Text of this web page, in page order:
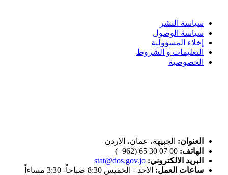
سياسة النشر
سياسة الوصول
إخلاء المسؤولية
التعليمات و الشروط
الخصوصية
العنوان: الجبيهة، عمان، الاردن
الهاتف: 00 07 30 65 (962+)
البريد الالكتروني: stat@dos.gov.jo
ساعات العمل: الاحد - الخميس 8:30 صباحاً- 3:30 مساءاً